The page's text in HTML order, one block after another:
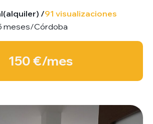
(alquiler) /91 visualizaciones
meses/Córdoba
150 €/mes